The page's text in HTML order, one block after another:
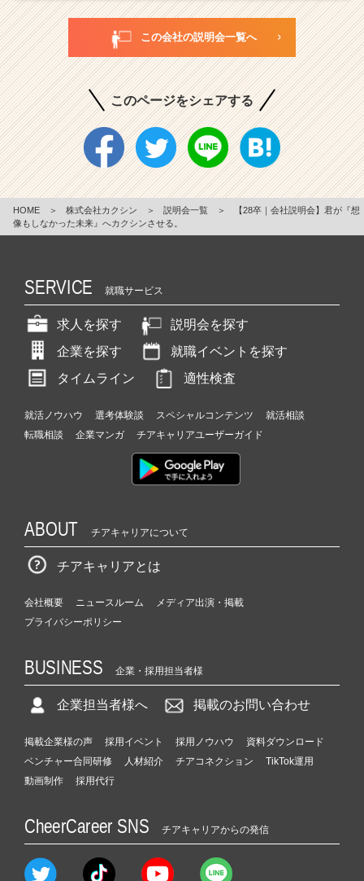
この会社の説明会一覧へ
このページをシェアする
HOME ＞ 株式会社カクシン ＞ 説明会一覧 ＞
【28卒｜会社説明会】君が『想
像もしなかった未来』へカクシンさせる。
SERVICE 就職サービス
求人を探す
説明会を探す
企業を探す
就職イベントを探す
タイムライン
適性検査
就活ノウハウ 選考体験談 スペシャルコンテンツ
就活相談
転職相談
企業マンガ チアキャリアユーザーガイド
ABOUT チアキャリアについて
チアキャリアとは
会社概要 ニュースルーム
メディア出演・掲載
プライバシーポリシー
BUSINESS 企業・採用担当者様
企業担当者様へ 掲載のお問い合わせ
掲載企業様の声 採用イベント 採用ノウハウ
資料ダウンロード
ベンチャー合同研修
人材紹介 チアコネクション
TikTok運用
動画制作
採用代行
CheerCareer SNS チアキャリアからの発信